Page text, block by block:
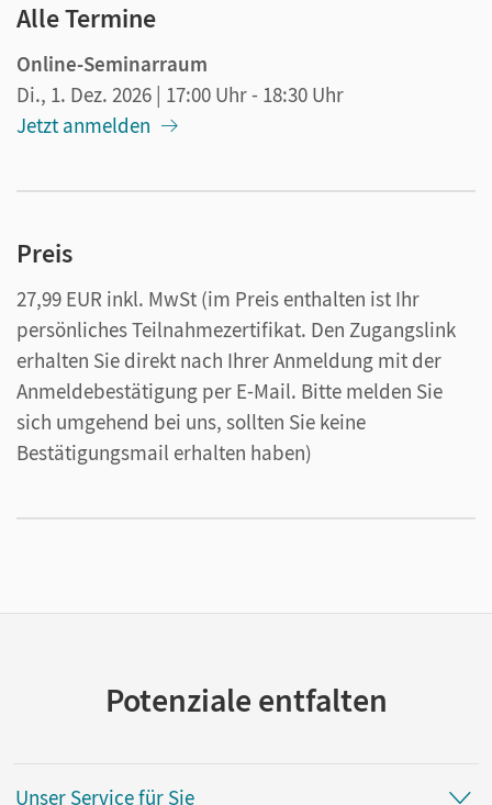
Alle Termine
Online-Seminarraum
Di., 1. Dez. 2026 | 17:00 Uhr- 18:30 Uhr
Jetzt anmelden
Preis
27,99 EUR inkl. MwSt (im Preis enthalten ist Ihr
persönliches Teilnahmezertifikat. Den Zugangslink
erhalten Sie direkt nach Ihrer Anmeldung mit der
Anmeldebestätigung per E-Mail. Bitte melden Sie
sich umgehend bei uns, sollten Sie keine
Bestätigungsmail erhalten haben)
Potenziale entfalten
Unser Service für Sie